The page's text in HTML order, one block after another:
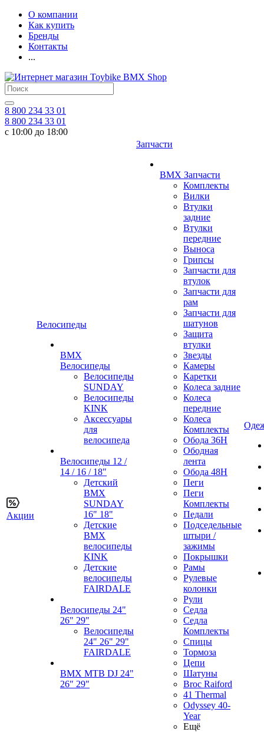
О компании
Как купить
Бренды
Контакты
...
8 800 234 33 01
8 800 234 33 01
с 10:00 до 18:00
Акции
Велосипеды
BMX
Велосипеды
Велосипеды
SUNDAY
Велосипеды
KINK
Аксессуары
для
велосипеда
Велосипеды 12 /
14 / 16 / 18"
Детский
BMX
SUNDAY
16" 18"
Детские
BMX
велосипеды
KINK
Детские
велосипеды
FAIRDALE
Велосипеды 24"
26" 29"
Велосипеды
24" 26" 29"
FAIRDALE
BMX MTB DJ 24"
26" 29"
Запчасти
BMX Запчасти
Комплекты
Вилки
Втулки
задние
Втулки
передние
Выноса
Грипсы
Запчасти для
втулок
Запчасти для
рам
Запчасти для
шатунов
Защита
втулки
Звезды
Камеры
Каретки
Колеса задние
Колеса
передние
Колеса
Комплекты
Обода 36H
Ободная
лента
Обода 48H
Пеги
Пеги
Комплекты
Педали
Подседельные
штыри /
зажимы
Покрышки
Рамы
Рулевые
колонки
Рули
Седла
Седла
Комплекты
Спицы
Тормоза
Цепи
Шатуны
Broc Raiford
41 Thermal
Odyssey 40-
Year
Ещё